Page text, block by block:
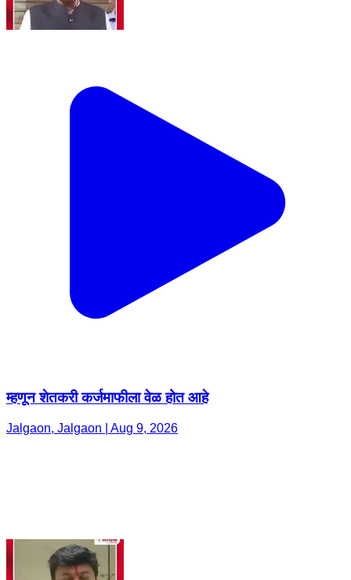
म्हणून शेतकरी कर्जमाफीला वेळ होत आहे
Jalgaon, Jalgaon | Aug 9, 2026